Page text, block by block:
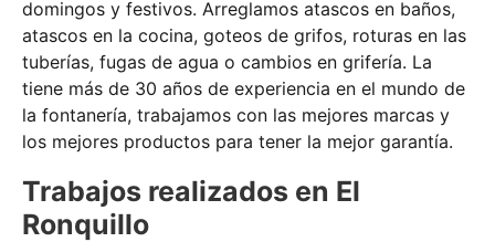
domingos y festivos. Arreglamos atascos en baños,
atascos en la cocina, goteos de grifos, roturas en las
tuberías, fugas de agua o cambios en grifería. La
tiene más de 30 años de experiencia en el mundo de
la fontanería, trabajamos con las mejores marcas y
los mejores productos para tener la mejor garantía.
Trabajos realizados en El
Ronquillo